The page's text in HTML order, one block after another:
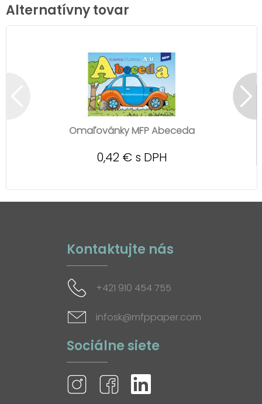
Alternatívny tovar
Omaľovánky MFP Abeceda
0,42 € s DPH
Kontaktujte nás
+421 910 454 755
infosk@mfppaper.com
Sociálne siete